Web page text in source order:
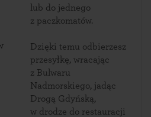
lub do jednego
z paczkomatów.
Dzięki temu odbierzesz
przesyłkę, wracając
z Bulwaru
Nadmorskiego, jadąc
Drogą Gdyńską,
w drodze do restauracji